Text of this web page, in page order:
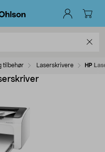
tilbehør Laserskrivere HP